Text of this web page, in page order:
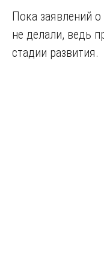
Пока заявлений
не делали, ведь
стадии развития.